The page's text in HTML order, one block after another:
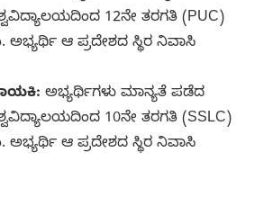
12ನೇ ತರಗತಿ (PUC)
ಅಭ್ಯರ್ಥಿ ಆ ಪ್ರದೇಶದ ಸ್ಥಿರ ನಿವಾಸಿ
ಅಭ್ಯರ್ಥಿಗಳು ಮಾನ್ಯತೆ ಪಡೆದ
10ನೇ ತರಗತಿ (SSLC)
ಅಭ್ಯರ್ಥಿ ಆ ಪ್ರದೇಶದ ಸ್ಥಿರ ನಿವಾಸಿ